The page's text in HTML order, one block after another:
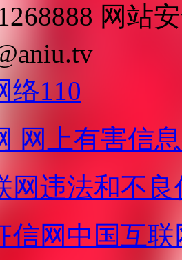
网站
络110
网上有害信
网违法和不
信网 中国互